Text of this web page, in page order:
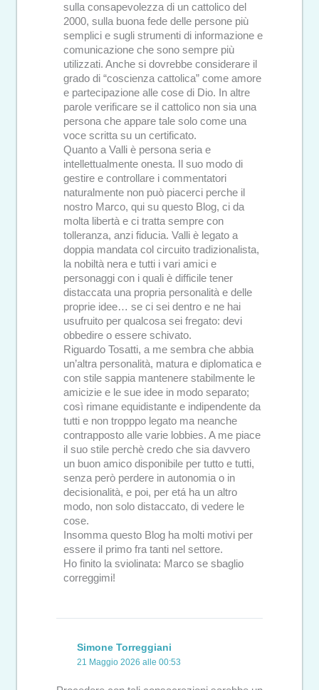
sulla consapevolezza di un cattolico del
2000, sulla buona fede delle persone più
semplici e sugli strumenti di informazione e
comunicazione che sono sempre più
utilizzati. Anche si dovrebbe considerare il
grado di “coscienza cattolica” come amore
e partecipazione alle cose di Dio. In altre
parole verificare se il cattolico non sia una
persona che appare tale solo come una
voce scritta su un certificato.
Quanto a Valli è persona seria e
intellettualmente onesta. Il suo modo di
gestire e controllare i commentatori
naturalmente non può piacerci perche il
nostro Marco, qui su questo Blog, ci da
molta libertà e ci tratta sempre con
tolleranza, anzi fiducia. Valli è legato a
doppia mandata col circuito tradizionalista,
la nobiltà nera e tutti i vari amici e
personaggi con i quali è difficile tener
distaccata una propria personalità e delle
proprie idee… se ci sei dentro e ne hai
usufruito per qualcosa sei fregato: devi
obbedire o essere schivato.
Riguardo Tosatti, a me sembra che abbia
un’altra personalità, matura e diplomatica e
con stile sappia mantenere stabilmente le
amicizie e le sue idee in modo separato;
così rimane equidistante e indipendente da
tutti e non tropppo legato ma neanche
contrapposto alle varie lobbies. A me piace
il suo stile perchè credo che sia davvero
un buon amico disponibile per tutto e tutti,
senza però perdere in autonomia o in
decisionalità, e poi, per etá ha un altro
modo, non solo distaccato, di vedere le
cose.
Insomma questo Blog ha molti motivi per
essere il primo fra tanti nel settore.
Ho finito la sviolinata: Marco se sbaglio
correggimi!
Simone Torreggiani
21 Maggio 2026 alle 00:53